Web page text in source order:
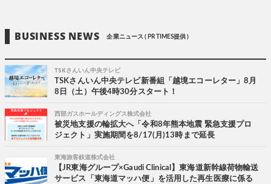
BUSINESS NEWS 企業ニュース ( PR TIMES提供 )
TSKさんいん中央テレビ
TSKさんいん中央テレビ新番組「越境エコーレター」8月
8日（土）午後4時30分スタート！
西部ガスホールディングス株式会社
被災地支援の輪拡大へ「令和8年熊本地震 緊急支援プロ
ジェクト」実施期間を8/17(月)13時まで延長
東海旅客鉄道株式会社
【JR東海グループ×Gaudi Clinical】東海道新幹線荷物輸送
サービス「東海道マッハ便」を活用した再生医療に係る